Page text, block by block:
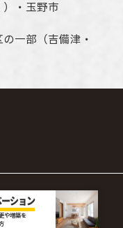
）・玉野市
の一部（吉備津・
ション
や増築を